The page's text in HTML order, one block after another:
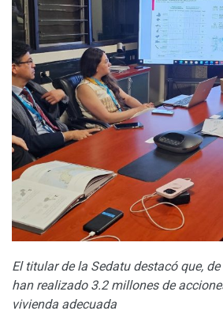
El titular de la Sedatu destacó que,
han realizado 3.2 millones de
vivienda adecuada